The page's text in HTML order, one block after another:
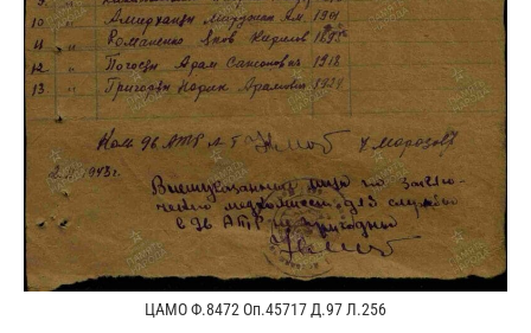
ЦАМО Ф.8472 Оп.45717 Д.97 Л.256